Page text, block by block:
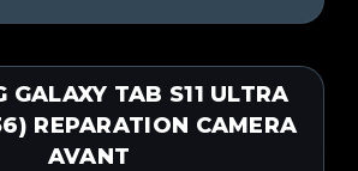
GALAXY TAB S11 ULTRA
REPARATION CAMERA
AVANT